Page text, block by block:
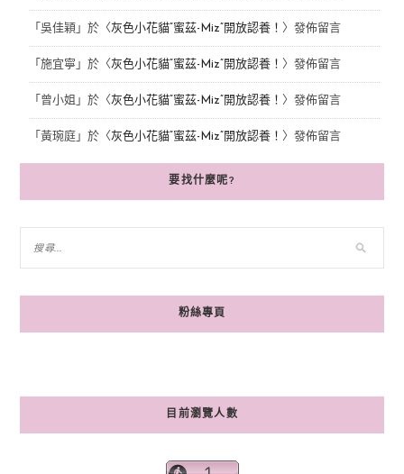
「 吳佳穎 」於〈 灰色小花貓“蜜茲-Miz”開放認養！ 〉發佈留言
「 施宜寧 」於〈 灰色小花貓“蜜茲-Miz”開放認養！ 〉發佈留言
「 曾小姐 」於〈 灰色小花貓“蜜茲-Miz”開放認養！ 〉發佈留言
「 黃琬庭」於〈 灰色小花貓“蜜茲-Miz”開放認養！ 〉發佈留言
要找什麼呢?
粉絲專頁
目前瀏覽人數